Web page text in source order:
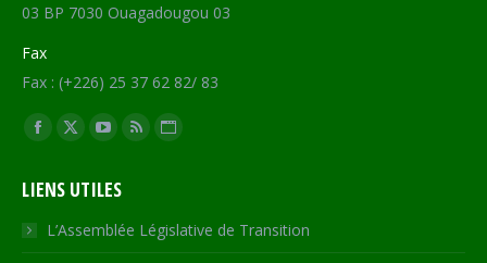
03 BP 7030 Ouagadougou 03
Fax
Fax : (+226) 25 37 62 82/ 83
Trouvez nous sur :
Facebook
opens
in
new
X
opens
in
new
YouTube
opens
in
new
RSS
in
new
Site
opens
in
LIENS UTILES
L’Assemblée Législative de Transition